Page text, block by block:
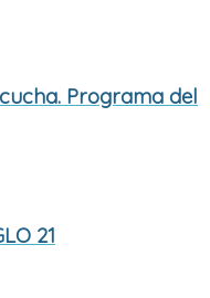
Programa del
21